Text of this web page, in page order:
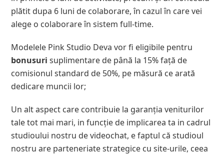
plătit dupa 6 luni de colaborare, în cazul în care vei
alege o colaborare în sistem full-time.
Modelele Pink Studio Deva vor fi eligibile pentru
bonusurisuplimentare de până la 15% față de
comisionul standard de 50%, pe măsură ce arată
dedicare muncii lor;
Un alt aspect care contribuie la garanția veniturilor
tale tot mai mari, in funcție de implicarea ta in cadrul
studioului nostru de videochat, e faptul că studioul
nostru are parteneriate strategice cu site-urile, ceea